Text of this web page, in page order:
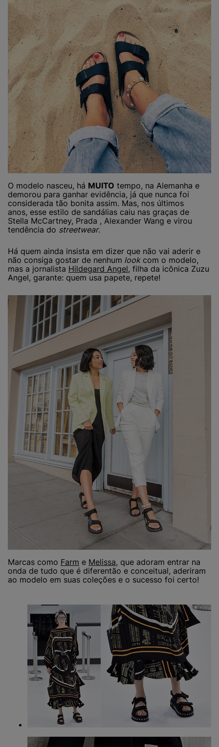
O modelo nasceu, há MUITO tempo, na Alemanha e
demorou para ganhar evidência, já que nunca foi
considerada tão bonita assim. Mas, nos últimos
anos, esse estilo de sandálias caiu nas graças de
Stella McCartney, Prada , Alexander Wang e virou
tendência do streetwear.
Há quem ainda insista em dizer que não vai aderir e
não consiga gostar de nenhum lookcom o modelo,
mas a jornalista Hildegard Angel, filha da icônica Zuzu
Angel, garante: quem usa papete, repete!
Marcas como Farm e Melissa, que adoram entrar na
onda de tudo que é diferentão e conceitual, aderiram
ao modelo em suas coleções e o sucesso foi certo!